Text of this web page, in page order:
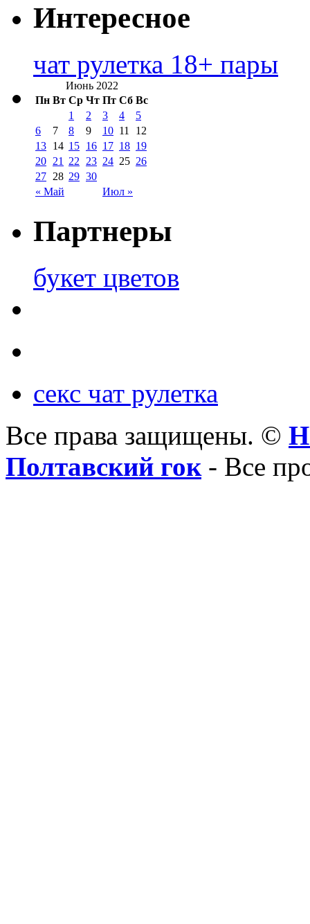
Интересное
чат рулетка 18+ пары
Июнь 2022
Пн Вт Ср Чт Пт Сб Вс
« Май Июл »
1 2 3 4
5
6
7 8 9 10 11
12
13 14 15 16 17 18 19
20 21 22 23 24 25 26
27 28 29 30
Партнеры
букет цветов
секс чат рулетка
Все права защищены. ©
Полтавский гок - Все